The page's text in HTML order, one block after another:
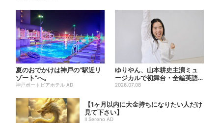
夏のおでかけは神戸の”駅近リ
ゾート”へ。
神戸ポートピアホテル AD
ゆりやん、山本耕史主演ミュ
ージカルで初舞台・全編英語
「“残った人”になりたい」
2026.07.08
【1ヶ月以内に大金持ちになりたい人だけ
見て下さい】
Il Sereno AD